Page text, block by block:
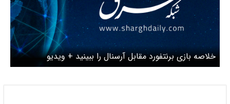
خلاصه بازی برنتفورد مقابل آرسنال را ببینید + ویدیو